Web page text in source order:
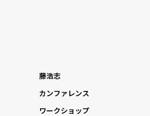
藤浩志
カンファレンス
ワークショップ